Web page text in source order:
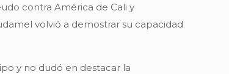
contra América de Cali y
volvió a demostrar su capacidad
y no dudó en destacar la